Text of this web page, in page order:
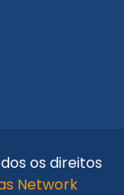
os direitos
Network